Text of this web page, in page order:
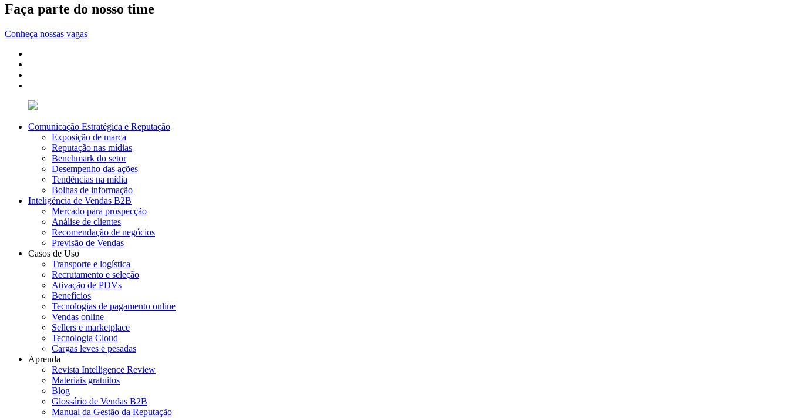
Faça parte do nosso time
Conheça nossas vagas
Comunicação Estratégica e Reputação
Exposição de marca
Reputação nas mídias
Benchmark do setor
Desempenho das ações
Tendências na mídia
Bolhas de informação
Inteligência de Vendas B2B
Mercado para prospecção
Análise de clientes
Recomendação de negócios
Previsão de Vendas
Casos de Uso
Transporte e logística
Recrutamento e seleção
Ativação de PDVs
Benefícios
Tecnologias de pagamento online
Vendas online
Sellers e marketplace
Tecnologia Cloud
Cargas leves e pesadas
Aprenda
Revista Intelligence Review
Materiais gratuitos
Blog
Glossário de Vendas B2B
Manual da Gestão da Reputação